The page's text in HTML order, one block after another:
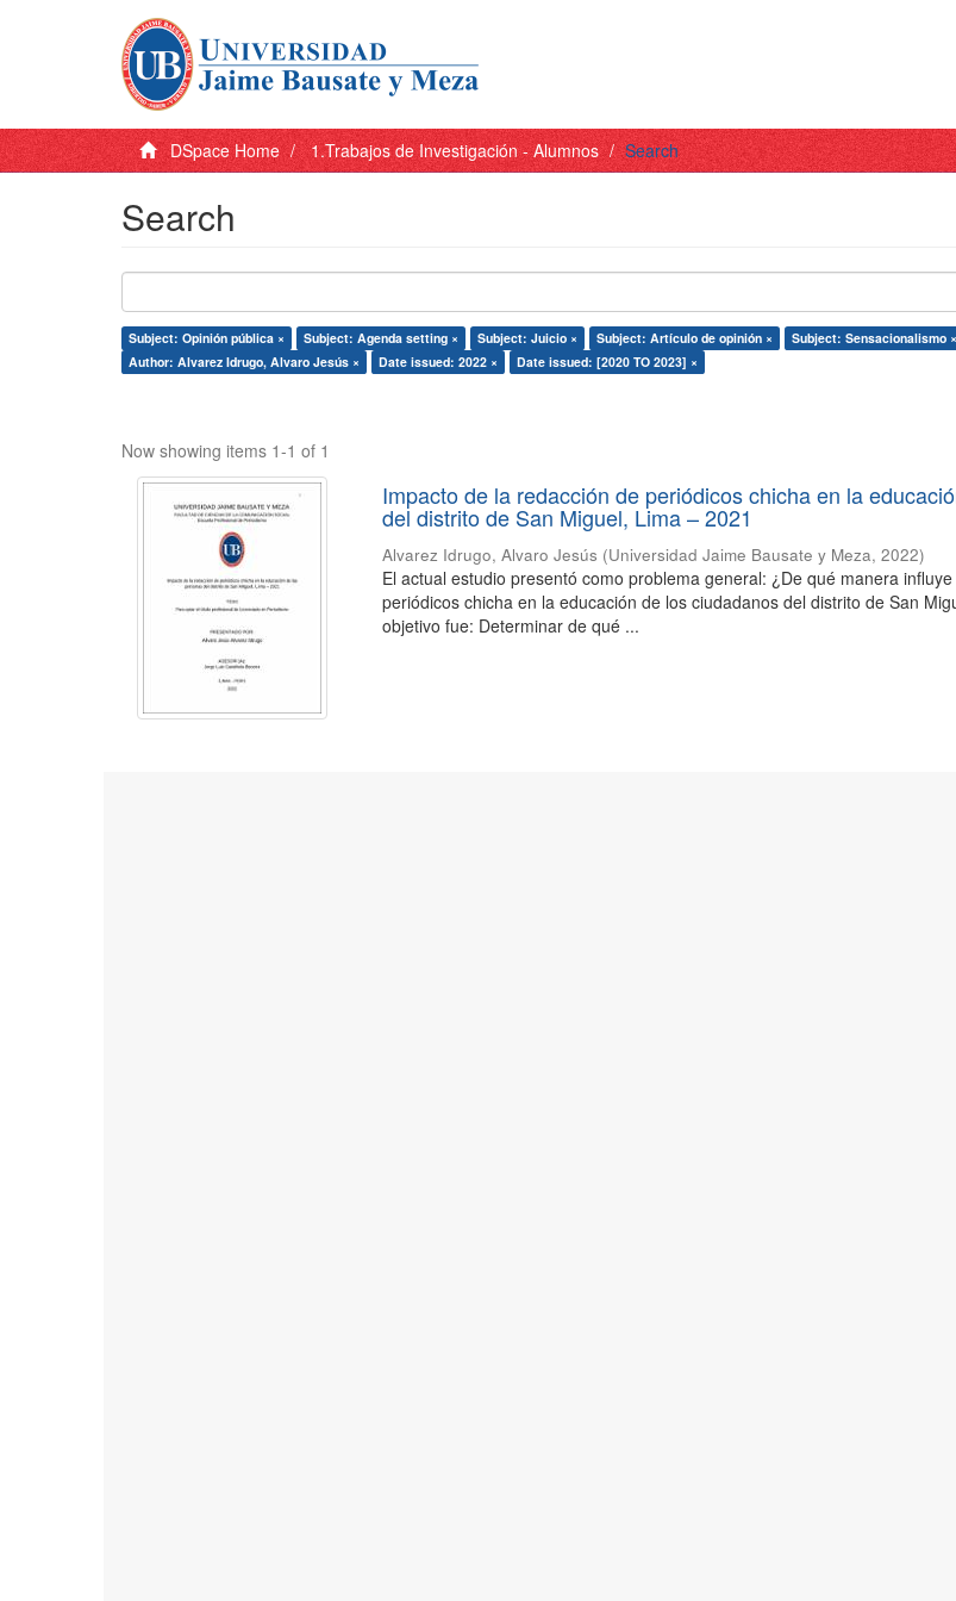
DSpace Home 1.Trabajos de Investigación - Alumnos Search
Search
Subject: Opinión pública × Subject: Agenda setting × Subject: Juicio × Subject: Artículo de opinión × Subject: Sensacionalismo ×
Author: Alvarez Idrugo, Alvaro Jesús ×
Date issued: 2022 × Date issued: [2020 TO 2023] ×
Now showing items 1-1 of 1
Impacto de la redacción de periódicos chicha en la
del distrito de San Miguel, Lima – 2021
Alvarez Idrugo, Alvaro Jesús (Universidad Jaime Bausate y Meza,2022)
El actual estudio presentó como problema general: ¿De qué manera
periódicos chicha en la educación de los ciudadanos del distrito de San
objetivo fue: Determinar de qué ...